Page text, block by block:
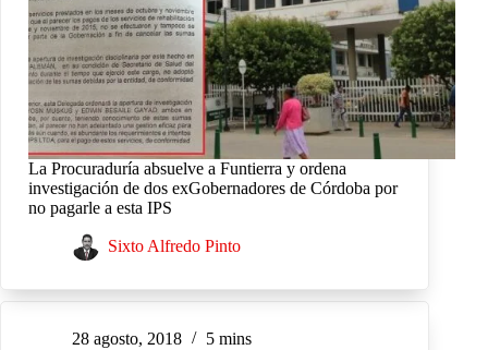
La Procuraduría absuelve a Funtierra y ordena
investigación de dos exGobernadores de Córdoba por
no pagarle a esta IPS
Sixto Alfredo Pinto
28 agosto, 2018 5 mins